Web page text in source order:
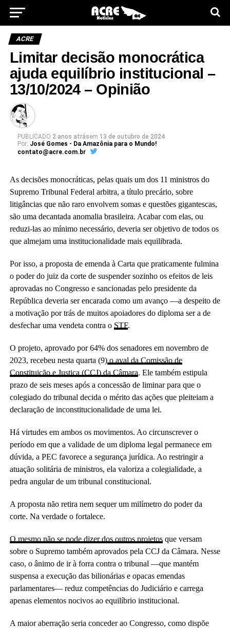
ACRE
Limitar decisão monocrática
ajuda equilíbrio institucional –
13/10/2024 – Opinião
PUBLICADO 2 anos atrásem 13 de outubro de 2024
Por: José Gomes - Da Amazônia para o Mundo!
contato@acre.com.br
As decisões monocráticas, pelas quais um dos 11 ministros do
Supremo Tribunal Federal arbitra, a título precário, sobre
litigâncias que não raro envolvem somas e questões gigantescas,
são uma decantada anomalia brasileira. Acabar com elas, ou
reduzi-las ao mínimo necessário, deveria ser objetivo de todos os
que almejam uma institucionalidade mais equilibrada.
Por isso, a proposta de emenda à Carta que praticamente fulmina
o poder do juiz da corte de suspender sozinho os efeitos de leis
aprovadas no Congresso e sancionadas pelo presidente da
República deveria ser encarada como um avanço —a despeito de
a motivação por trás de muitos apoiadores do diploma ser a de
desfechar uma vendeta contra o STF.
O projeto, aprovado por 64% dos senadores em novembro de
2023, recebeu nesta quarta (9)o aval da Comissão de
Constituição e Justiça (CCJ) da Câmara. Ele também estipula
prazo de seis meses após a concessão de liminar para que o
colegiado do tribunal decida o mérito das ações que pleiteiam a
declaração de inconstitucionalidade de uma lei.
Há virtudes em ambos os movimentos. Ao circunscrever o
período em que a validade de um diploma legal permanece em
dúvida, a PEC favorece a segurança jurídica. Ao restringir a
atuação solitária de ministros, ela valoriza a colegialidade, a
pedra angular de um tribunal constitucional.
A proposta não retira nem sequer um milímetro do poder da
corte. Na verdade o fortalece.
O mesmo não se pode dizer dos outros projetosque versam
sobre o Supremo também aprovados pela CCJ da Câmara. Nesse
caso, o ânimo de ir à forra contra o tribunal —que mantém
suspensa a execução das bilionárias e opacas emendas
parlamentares— reduz competências do Judiciário e carrega
apenas elementos nocivos ao equilíbrio institucional.
A maior aberração seria conceder ao Congresso, como dispõe